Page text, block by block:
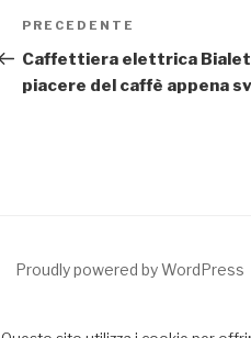
Navigazione
articoli
Articolo
precedente:
PRECEDENTE
Caffettiera elettrica
piacere del caffè appena
Proudly powered by WordPress